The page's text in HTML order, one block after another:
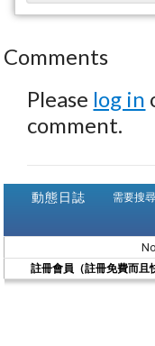
Comments
Please log in
comment.
動態日誌 需要搜
註冊會員（註冊免費而且